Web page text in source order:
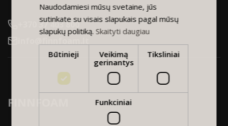
+370 37 403 800
FINNFOAM
Naudodamiesi mūsų svetaine, jūs
sutinkate su visais slapukais pagal mūsų
slapukų politiką.Skaityti daugiau
Būtinieji
Veikimą
gerinantys
Tiksliniai
Funkciniai